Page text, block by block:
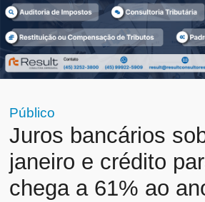
Público
Juros bancários
janeiro e crédito
chega a 61% ao